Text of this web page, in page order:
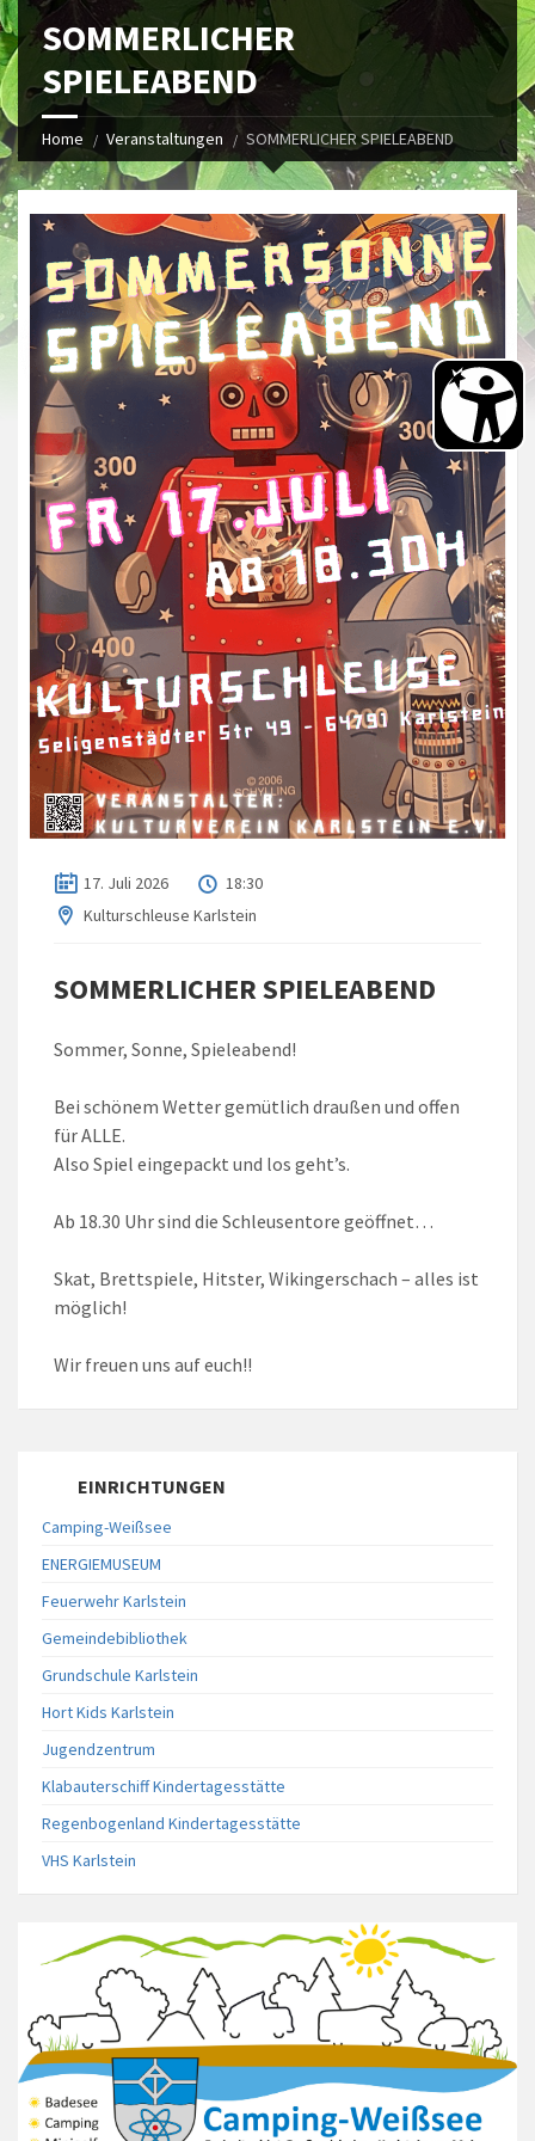
SOMMERLICHER
SPIELEABEND
Home Veranstaltungen SOMMERLICHER SPIELEABEND
17. Juli 2026
18:30
Kulturschleuse Karlstein
SOMMERLICHER SPIELEABEND
Sommer, Sonne, Spieleabend!
Bei schönem Wetter gemütlich draußen und offen
für ALLE.
Also Spiel eingepackt und los geht’s.
Ab 18.30 Uhr sind die Schleusentore geöffnet…
Skat, Brettspiele, Hitster, Wikingerschach – alles ist
möglich!
Wir freuen uns auf euch!!
EINRICHTUNGEN
Camping-Weißsee
ENERGIEMUSEUM
Feuerwehr Karlstein
Gemeindebibliothek
Grundschule Karlstein
Hort Kids Karlstein
Jugendzentrum
Klabauterschiff Kindertagesstätte
Regenbogenland Kindertagesstätte
VHS Karlstein